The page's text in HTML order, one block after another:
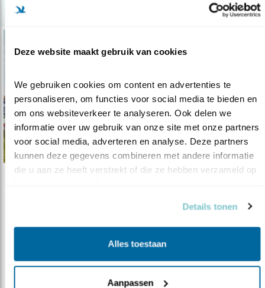
Deze website maakt gebruik van cookies
We gebruiken cookies om content en advertenties te
personaliseren, om functies voor social media te bieden en
om ons websiteverkeer te analyseren. Ook delen we
informatie over uw gebruik van onze site met onze partners
voor social media, adverteren en analyse. Deze partners
kunnen deze gegevens combineren met andere informatie
die u aan ze heeft verstrekt of die ze hebben verzameld op
Details tonen
Alles toestaan
Aanpassen
16.07.20Vogels kijken tijdens mooie fietstochten: